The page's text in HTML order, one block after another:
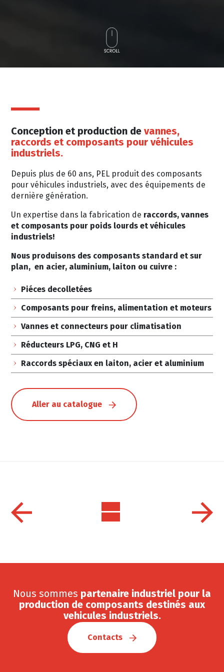
Conception et production devannes,
raccords et composants pour véhicules
industriels.
Depuis plus de 60 ans, PEL produit des composants
pour véhicules industriels, avec des équipements de
dernière génération.
Un expertise dans la fabrication de raccords, vannes
et composants pour poids lourds et véhicules
industriels!
Nous produisons des composants standard et sur
plan, en acier, aluminium, laiton ou cuivre :
Piéces decolletées
Composants pour freins, alimentation et moteurs
Vannes et connecteurs pour climatisation
Réducteurs LPG, CNG et H
Raccords spéciaux en laiton, acier et aluminium
Aller au catalogue
Nous sommes partenaire industriel pour la
production de composants destinés aux
vehicules industriels.
Contacts